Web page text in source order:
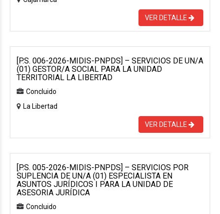
VER DETALLE
[P.S. 006-2026-MIDIS-PNPDS] – SERVICIOS DE UN/A
(01) GESTOR/A SOCIAL PARA LA UNIDAD
TERRITORIAL LA LIBERTAD
Concluido
La Libertad
VER DETALLE
[P.S. 005-2026-MIDIS-PNPDS] – SERVICIOS POR
SUPLENCIA DE UN/A (01) ESPECIALISTA EN
ASUNTOS JURÍDICOS I PARA LA UNIDAD DE
ASESORIA JURÍDICA
Concluido